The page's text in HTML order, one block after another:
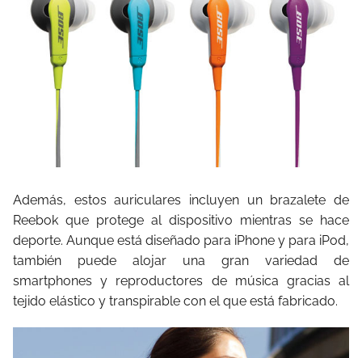
Además, estos auriculares incluyen un brazalete de
Reebok que protege al dispositivo mientras se hace
deporte. Aunque está diseñado para iPhone y para iPod,
también puede alojar una gran variedad de
smartphones y reproductores de música gracias al
tejido elástico y transpirable con el que está fabricado.